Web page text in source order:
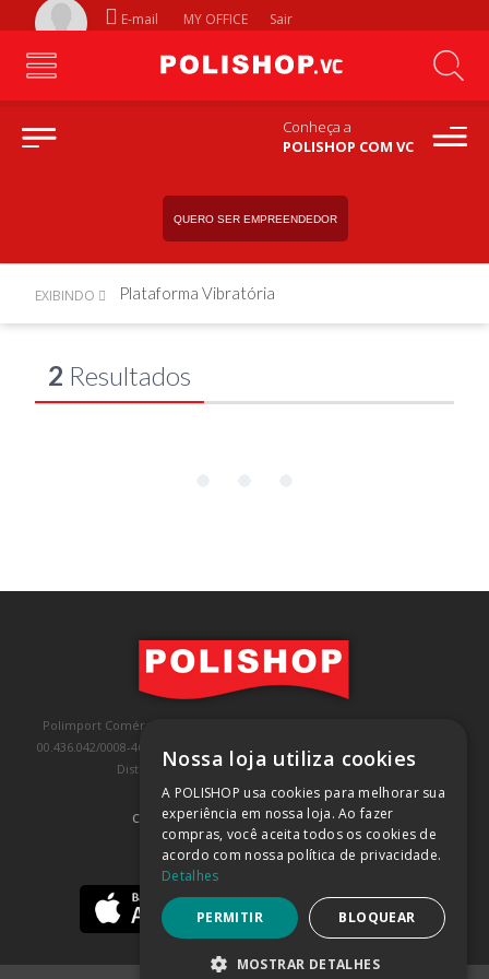
E-mail MY OFFICE Sair
Conheça a
POLISHOP COM VC
QUERO SER EMPREENDEDOR
EXIBINDO Plataforma Vibratória
2 Resultados
Polimport Comércio e Exportação LTDA, inscrita no CNPJ/MF sob o nº
00.436.042/0008-46, IE 407.458.707.103, com sede na Rua Kanebo, nº 175,
Distrito Industrial, Jundiaí/SP, CEP: 13213-090
COMPRA 100% SEGURA (SAIBA MAIS)
BAIXE NOSSO APP
Nossa loja utiliza cookies
A POLISHOP usa cookies para melhorar sua
experiência em nossa loja. Ao fazer
compras, você aceita todos os cookies de
acordo com nossa política de privacidade.
Detalhes
PERMITIR BLOQUEAR
MOSTRAR DETALHES